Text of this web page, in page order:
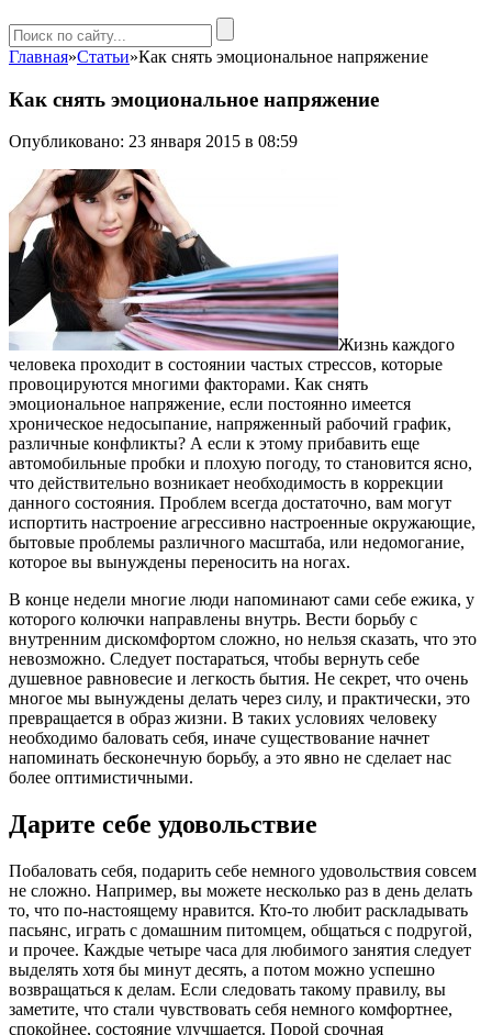
Главная»Статьи»Как снять эмоциональное напряжение
Как снять эмоциональное напряжение
Опубликовано: 23 января 2015 в 08:59
Жизнь каждого
человека проходит в состоянии частых стрессов, которые
провоцируются многими факторами. Как снять
эмоциональное напряжение, если постоянно имеется
хроническое недосыпание, напряженный рабочий график,
различные конфликты? А если к этому прибавить еще
автомобильные пробки и плохую погоду, то становится ясно,
что действительно возникает необходимость в коррекции
данного состояния. Проблем всегда достаточно, вам могут
испортить настроение агрессивно настроенные окружающие,
бытовые проблемы различного масштаба, или недомогание,
которое вы вынуждены переносить на ногах.
В конце недели многие люди напоминают сами себе ежика, у
которого колючки направлены внутрь. Вести борьбу с
внутренним дискомфортом сложно, но нельзя сказать, что это
невозможно. Следует постараться, чтобы вернуть себе
душевное равновесие и легкость бытия. Не секрет, что очень
многое мы вынуждены делать через силу, и практически, это
превращается в образ жизни. В таких условиях человеку
необходимо баловать себя, иначе существование начнет
напоминать бесконечную борьбу, а это явно не сделает нас
более оптимистичными.
Дарите себе удовольствие
Побаловать себя, подарить себе немного удовольствия совсем
не сложно. Например, вы можете несколько раз в день делать
то, что по-настоящему нравится. Кто-то любит раскладывать
пасьянс, играть с домашним питомцем, общаться с подругой,
и прочее. Каждые четыре часа для любимого занятия следует
выделять хотя бы минут десять, а потом можно успешно
возвращаться к делам. Если следовать такому правилу, вы
заметите, что стали чувствовать себя немного комфортнее,
спокойнее, состояние улучшается. Порой срочная